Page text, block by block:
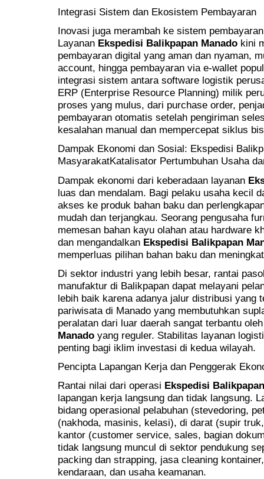
Integrasi Sistem dan Ekosistem Pembayaran
Inovasi juga merambah ke sistem
Layanan Ekspedisi Balikpapan Manado kini
pembayaran digital yang aman dan nyaman,
account, hingga pembayaran via e-wallet
integrasi sistem antara software logistik
ERP (Enterprise Resource Planning) milik
proses yang mulus, dari purchase order,
pembayaran otomatis setelah pengiriman
kesalahan manual dan mempercepat siklus
Dampak Ekonomi dan Sosial: Ekspedisi
MasyarakatKatalisator Pertumbuhan Usaha
Dampak ekonomi dari keberadaan layanan
luas dan mendalam. Bagi pelaku usaha kecil
akses ke produk bahan baku dan
mudah dan terjangkau. Seorang pengusaha
memesan bahan kayu olahan atau hardware
dan mengandalkan Ekspedisi Balikpapan
memperluas pilihan bahan baku dan
Di sektor industri yang lebih besar, rantai
manufaktur di Balikpapan dapat melayani
lebih baik karena adanya jalur distribusi yang
pariwisata di Manado yang membutuhkan
peralatan dari luar daerah sangat terbantu
Manado yang reguler. Stabilitas layanan
penting bagi iklim investasi di kedua wilayah.
Pencipta Lapangan Kerja dan Penggerak
Rantai nilai dari operasi Ekspedisi
lapangan kerja langsung dan tidak langsung.
bidang operasional pelabuhan (stevedoring,
(nakhoda, masinis, kelasi), di darat (supir
kantor (customer service, sales, bagian
tidak langsung muncul di sektor pendukung
packing dan strapping, jasa cleaning
kendaraan, dan usaha keamanan.